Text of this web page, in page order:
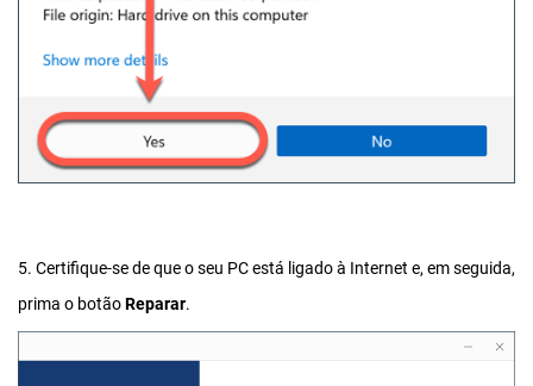
5. Certifique-se de que o seu PC está ligado à Internet e, em seguida,
prima o botãoReparar.